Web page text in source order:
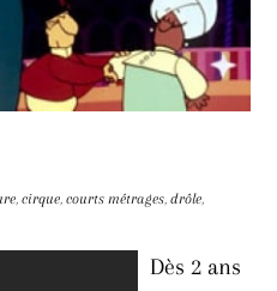
,cirque,courts métrages,drôle,
Dès 2 ans